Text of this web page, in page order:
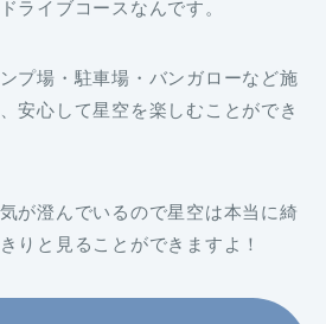
ライブコースなんです。
プ場・駐車場・バンガローなど施
安心して星空を楽しむことができ
が澄んでいるので星空は本当に綺
りと見ることができますよ！